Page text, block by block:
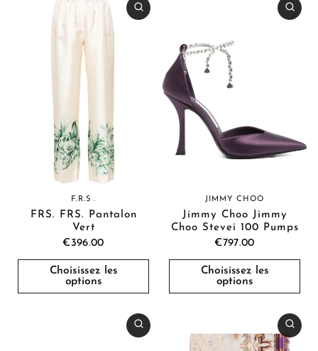
F.R.S .
FRS. FRS. Pantalon
Vert
€396.00
Choisissez les
options
JIMMY CHOO
Jimmy Choo Jimmy
Choo Stevei 100 Pumps
€797.00
Choisissez les
options